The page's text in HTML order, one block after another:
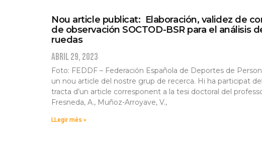
Nou article publicat: Elaboración, validez de
de observación SOCTOD-BSR para el análisis
ruedas
abril 29, 2023
Foto: FEDDF – Federación Española de Deportes de
un nou article del nostre grup de recerca. Hi ha participat
tracta d’un article corresponent a la tesi doctoral del
Fresneda, A., Muñoz-Arroyave, V.,
LLegir més »